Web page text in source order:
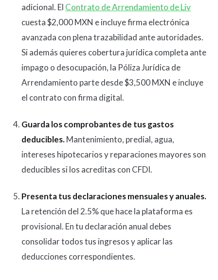
adicional. El Contrato de Arrendamiento de Liv
cuesta $2,000 MXN e incluye firma electrónica
avanzada con plena trazabilidad ante autoridades.
Si además quieres cobertura jurídica completa ante
impago o desocupación, la Póliza Jurídica de
Arrendamiento parte desde $3,500 MXN e incluye
el contrato con firma digital.
Guarda los comprobantes de tus gastos
deducibles.Mantenimiento, predial, agua,
intereses hipotecarios y reparaciones mayores son
deducibles si los acreditas con CFDI.
Presenta tus declaraciones mensuales y anuales.
La retención del 2.5% que hace la plataforma es
provisional. En tu declaración anual debes
consolidar todos tus ingresos y aplicar las
deducciones correspondientes.